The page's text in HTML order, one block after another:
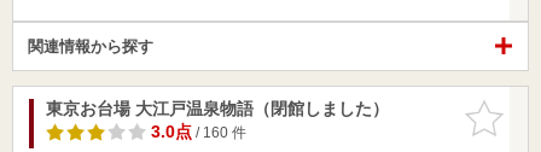
関連情報から探す
お気に入
りに追加
東京お台場 大江戸温泉物語（閉館しました）
3.0点/ 160 件